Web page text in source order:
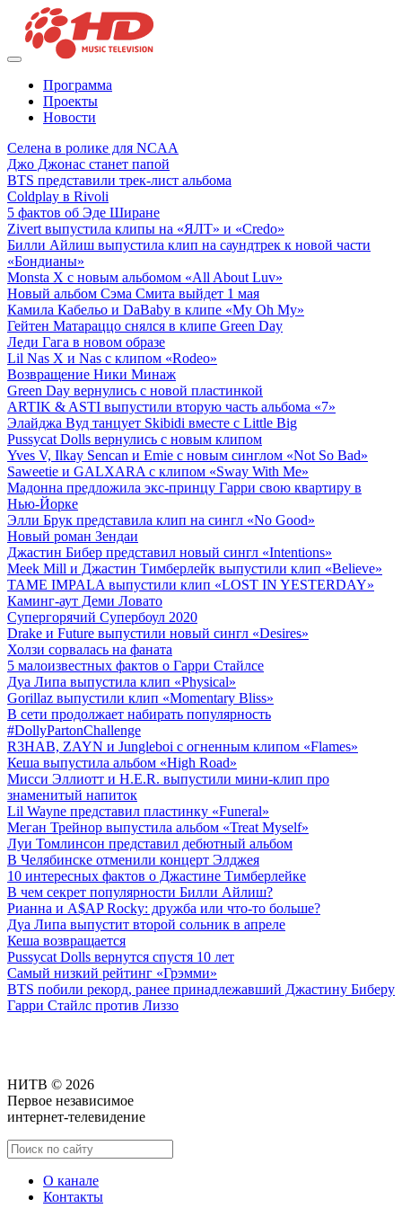
Программа
Проекты
Новости
Селена в ролике для NCAA
Джо Джонас станет папой
BTS представили трек-лист альбома
Coldplay в Rivoli
5 фактов об Эде Ширане
Zivert выпустила клипы на «ЯЛТ» и «Credo»
Билли Айлиш выпустила клип на саундтрек к новой части
«Бондианы»
Monsta X с новым альбомом «All About Luv»
Новый альбом Сэма Смита выйдет 1 мая
Камила Кабельо и DaBaby в клипе «My Oh My»
Гейтен Матараццо снялся в клипе Green Day
Леди Гага в новом образе
Lil Nas X и Nas с клипом «Rodeo»
Возвращение Ники Минаж
Green Day вернулись с новой пластинкой
ARTIK & ASTI выпустили вторую часть альбома «7»
Элайджа Вуд танцует Skibidi вместе с Little Big
Pussycat Dolls вернулись с новым клипом
Yves V, Ilkay Sencan и Emie с новым синглом «Not So Bad»
Saweetie и GALXARA с клипом «Sway With Me»
Мадонна предложила экс-принцу Гарри свою квартиру в
Нью-Йорке
Элли Брук представила клип на сингл «No Good»
Новый роман Зендаи
Джастин Бибер представил новый сингл «Intentions»
Meek Mill и Джастин Тимберлейк выпустили клип «Believe»
TAME IMPALA выпустили клип «LOST IN YESTERDAY»
Каминг-аут Деми Ловато
Супергорячий Супербоул 2020
Drake и Future выпустили новый сингл «Desires»
Холзи сорвалась на фаната
5 малоизвестных фактов о Гарри Стайлсе
Дуа Липа выпустила клип «Physical»
Gorillaz выпустили клип «Momentary Bliss»
В сети продолжает набирать популярность
#DollyPartonChallenge
R3HAB, ZAYN и Jungleboi с огненным клипом «Flames»
Кеша выпустила альбом «High Road»
Мисси Эллиотт и H.E.R. выпустили мини-клип про
знаменитый напиток
Lil Wayne представил пластинку «Funeral»
Меган Трейнор выпустила альбом «Treat Myself»
Луи Томлинсон представил дебютный альбом
В Челябинске отменили концерт Элджея
10 интересных фактов о Джастине Тимберлейке
В чем секрет популярности Билли Айлиш?
Рианна и A$AP Rocky: дружба или что-то больше?
Дуа Липа выпустит второй сольник в апреле
Кеша возвращается
Pussycat Dolls вернутся спустя 10 лет
Самый низкий рейтинг «Грэмми»
BTS побили рекорд, ранее принадлежавший Джастину Биберу
Гарри Стайлс против Лиззо
НИТВ © 2026
Первое независимое
интернет-телевидение
О канале
Контакты